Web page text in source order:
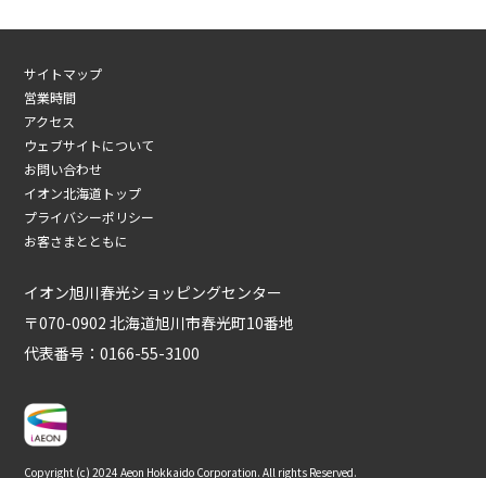
サイトマップ
営業時間
アクセス
ウェブサイトについて
お問い合わせ
イオン北海道トップ
プライバシーポリシー
お客さまとともに
イオン旭川春光ショッピングセンター
〒070-0902 北海道旭川市春光町10番地
代表番号：0166-55-3100
Copyright (c) 2024 Aeon Hokkaido Corporation. All rights Reserved.